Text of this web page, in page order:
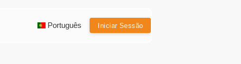
Português Iniciar Sessão